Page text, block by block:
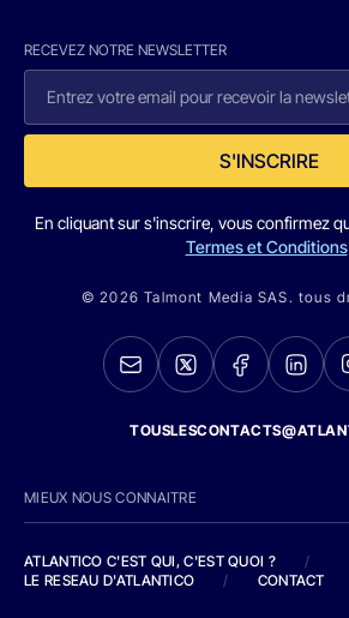
RECEVEZ NOTRE NEWSLETTER
S'INSCRIRE
En cliquant sur s'inscrire, vous confirmez
Termes et Conditions
© 2026 Talmont Media SAS. tous
MIEUX NOUS CONNAITRE
ATLANTICO C'EST QUI, C'EST QUOI ?
/
LE RESEAU D'ATLANTICO
/ CONTACT